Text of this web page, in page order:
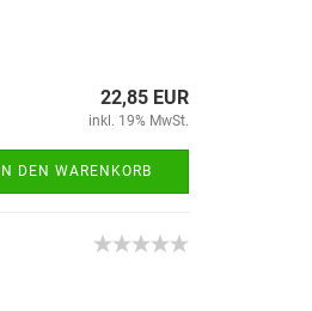
22,85 EUR
inkl. 19% MwSt.
IN DEN WARENKORB